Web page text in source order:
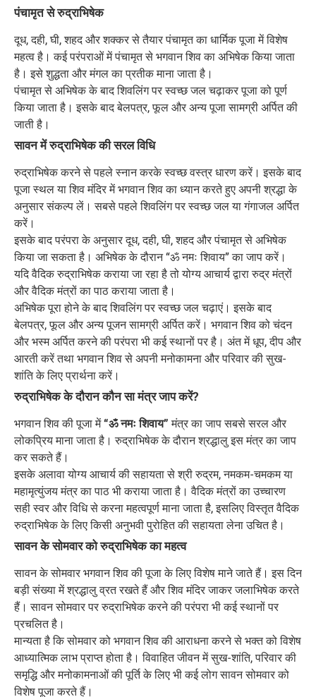
पंचामृत से रुद्राभिषेक
दूध, दही, घी, शहद और शक्कर से तैयार पंचामृत का धार्मिक पूजा में विशेष
महत्व है। कई परंपराओं में पंचामृत से भगवान शिव का अभिषेक किया जाता
है। इसे शुद्धता और मंगल का प्रतीक माना जाता है।
पंचामृत से अभिषेक के बाद शिवलिंग पर स्वच्छ जल चढ़ाकर पूजा को पूर्ण
किया जाता है। इसके बाद बेलपत्र, फूल और अन्य पूजा सामग्री अर्पित की
जाती है।
सावन में रुद्राभिषेक की सरल विधि
रुद्राभिषेक करने से पहले स्नान करके स्वच्छ वस्त्र धारण करें। इसके बाद
पूजा स्थल या शिव मंदिर में भगवान शिव का ध्यान करते हुए अपनी श्रद्धा के
अनुसार संकल्प लें। सबसे पहले शिवलिंग पर स्वच्छ जल या गंगाजल अर्पित
करें।
इसके बाद परंपरा के अनुसार दूध, दही, घी, शहद और पंचामृत से अभिषेक
किया जा सकता है। अभिषेक के दौरान “ॐ नमः शिवाय” का जाप करें।
यदि वैदिक रुद्राभिषेक कराया जा रहा है तो योग्य आचार्य द्वारा रुद्र मंत्रों
और वैदिक मंत्रों का पाठ कराया जाता है।
अभिषेक पूरा होने के बाद शिवलिंग पर स्वच्छ जल चढ़ाएं। इसके बाद
बेलपत्र, फूल और अन्य पूजन सामग्री अर्पित करें। भगवान शिव को चंदन
और भस्म अर्पित करने की परंपरा भी कई स्थानों पर है। अंत में धूप, दीप और
आरती करें तथा भगवान शिव से अपनी मनोकामना और परिवार की सुख-
शांति के लिए प्रार्थना करें।
रुद्राभिषेक के दौरान कौन सा मंत्र जाप करें?
भगवान शिव की पूजा में“ॐ नमः शिवाय”मंत्र का जाप सबसे सरल और
लोकप्रिय माना जाता है। रुद्राभिषेक के दौरान श्रद्धालु इस मंत्र का जाप
कर सकते हैं।
इसके अलावा योग्य आचार्य की सहायता से श्री रुद्रम, नमकम-चमकम या
महामृत्युंजय मंत्र का पाठ भी कराया जाता है। वैदिक मंत्रों का उच्चारण
सही स्वर और विधि से करना महत्वपूर्ण माना जाता है, इसलिए विस्तृत वैदिक
रुद्राभिषेक के लिए किसी अनुभवी पुरोहित की सहायता लेना उचित है।
सावन के सोमवार को रुद्राभिषेक का महत्व
सावन के सोमवार भगवान शिव की पूजा के लिए विशेष माने जाते हैं। इस दिन
बड़ी संख्या में श्रद्धालु व्रत रखते हैं और शिव मंदिर जाकर जलाभिषेक करते
हैं। सावन सोमवार पर रुद्राभिषेक करने की परंपरा भी कई स्थानों पर
प्रचलित है।
मान्यता है कि सोमवार को भगवान शिव की आराधना करने से भक्त को विशेष
आध्यात्मिक लाभ प्राप्त होता है। विवाहित जीवन में सुख-शांति, परिवार की
समृद्धि और मनोकामनाओं की पूर्ति के लिए भी कई लोग सावन सोमवार को
विशेष पूजा करते हैं।